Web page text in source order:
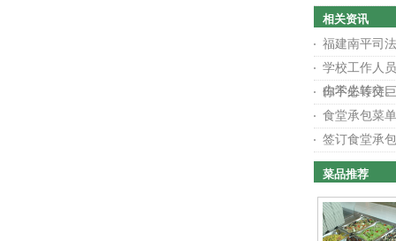
相关资讯
福建南平司
学校工作人
由学生转交。
你不必等待
食堂承包菜
签订食堂承
菜品推荐